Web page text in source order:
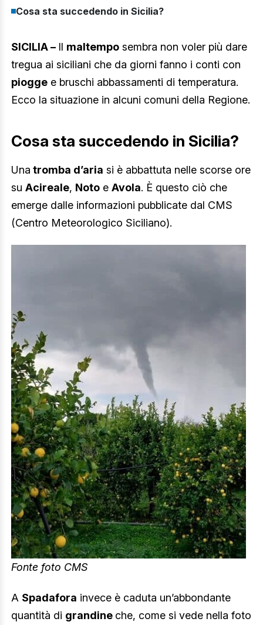
Cosa sta succedendo in Sicilia?
SICILIA – Il maltempo sembra non voler più dare
tregua ai siciliani che da giorni fanno i conti con
piogge e bruschi abbassamenti di temperatura.
Ecco la situazione in alcuni comuni della Regione.
Cosa sta succedendo in Sicilia?
Una tromba d’aria si è abbattuta nelle scorse ore
su Acireale, Noto e Avola. È questo ciò che
emerge dalle informazioni pubblicate dal CMS
(Centro Meteorologico Siciliano).
Fonte foto CMS
A Spadafora invece è caduta un’abbondante
quantità di grandine che, come si vede nella foto